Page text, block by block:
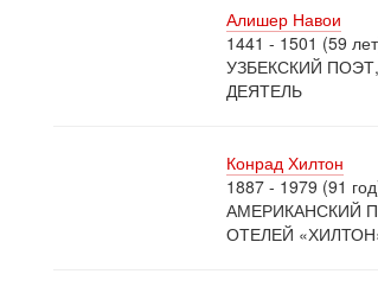
Алишер Навои
1441 - 1501 (59
УЗБЕКСКИЙ
ДЕЯТЕЛЬ
Конрад Хилтон
1887 - 1979 (91
АМЕРИКАНСКИЙ
ОТЕЛЕЙ